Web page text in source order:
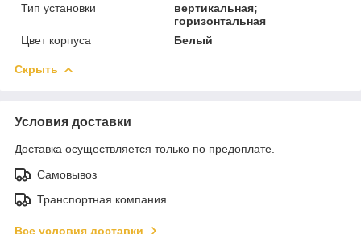
Тип установки
вертикальная;
горизонтальная
Цвет корпуса
Белый
Скрыть
Условия доставки
Доставка осуществляется только по предоплате.
Самовывоз
Транспортная компания
Все условия доставки